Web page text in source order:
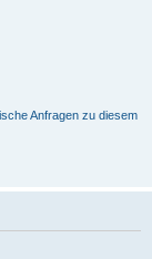
Anfragen zu diesem